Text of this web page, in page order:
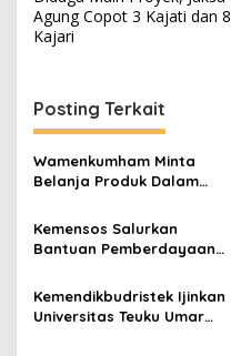
a
v
g
a
s
p
o
s
Agung Copot 3 Kajati dan 8
Kajari
Posting Terkait
Wamenkumham Minta
Belanja Produk Dalam
Digelorakan
Kemensos Salurkan
Bantuan Pemberdayaan
Manggarai Timur
Kemendikbudristek Ijinkan
Universitas Teuku Umar